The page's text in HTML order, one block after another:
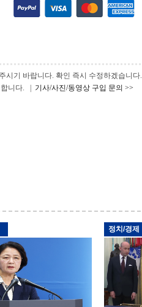
시기 바랍니다. 확인 즉시 수정하겠습니다.
합니다. | 기사/사진/동영상 구입 문의 >>
정치/경제